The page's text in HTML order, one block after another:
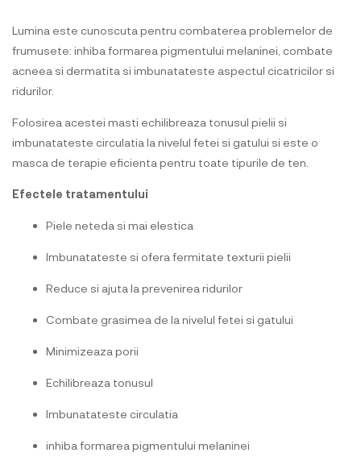
Lumina este cunoscuta pentru combaterea problemelor de
frumusete: inhiba formarea pigmentului melaninei, combate
acneea si dermatita si imbunatateste aspectul cicatricilor si
ridurilor.
Folosirea acestei masti echilibreaza tonusul pielii si
imbunatateste circulatia la nivelul fetei si gatului si este o
masca de terapie eficienta pentru toate tipurile de ten.
Efectele tratamentului
Piele neteda si mai elestica
Imbunatateste si ofera fermitate texturii pielii
Reduce si ajuta la prevenirea ridurilor
Combate grasimea de la nivelul fetei si gatului
Minimizeaza porii
Echilibreaza tonusul
Imbunatateste circulatia
inhiba formarea pigmentului melaninei